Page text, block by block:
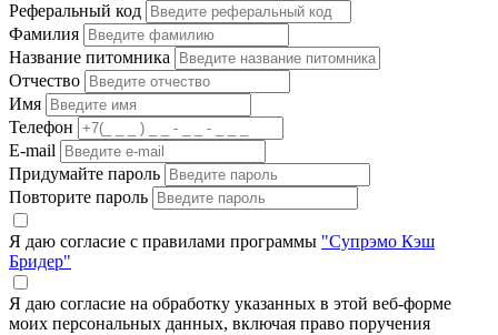
Реферальный код
Фамилия
Название питомника
Отчество
Имя
Телефон
E-mail
Придумайте пароль
Повторите пароль
Я даю согласие с правилами программы "Супрэмо Кэш
Бридер"
Я даю согласие на обработку указанных в этой веб-форме
моих персональных данных, включая право поручения